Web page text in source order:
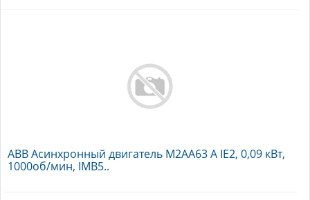
ABB Асинхронный двигатель M2AA63 A IE2, 0,09 кВт,
1000об/мин, IMB5..